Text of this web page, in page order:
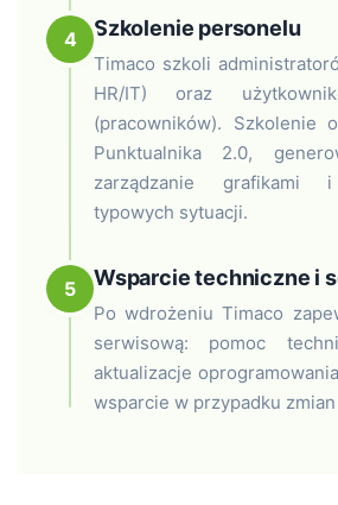
4 Szkolenie personelu
Timaco szkoli
HR/IT) oraz
(pracowników). Szkolenie
Punktualnika 2.0,
zarządzanie grafikami i
typowych sytuacji.
5 Wsparcie techniczne i
Po wdrożeniu Timaco
serwisową: pomoc
aktualizacje
wsparcie w przypadku